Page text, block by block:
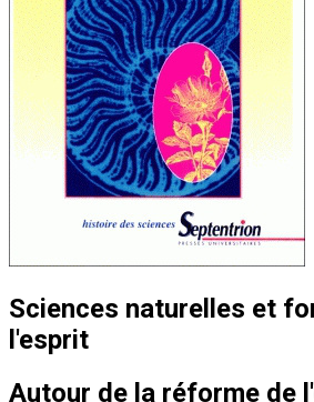
Sciences naturelles et
l'esprit
Autour de la réforme de